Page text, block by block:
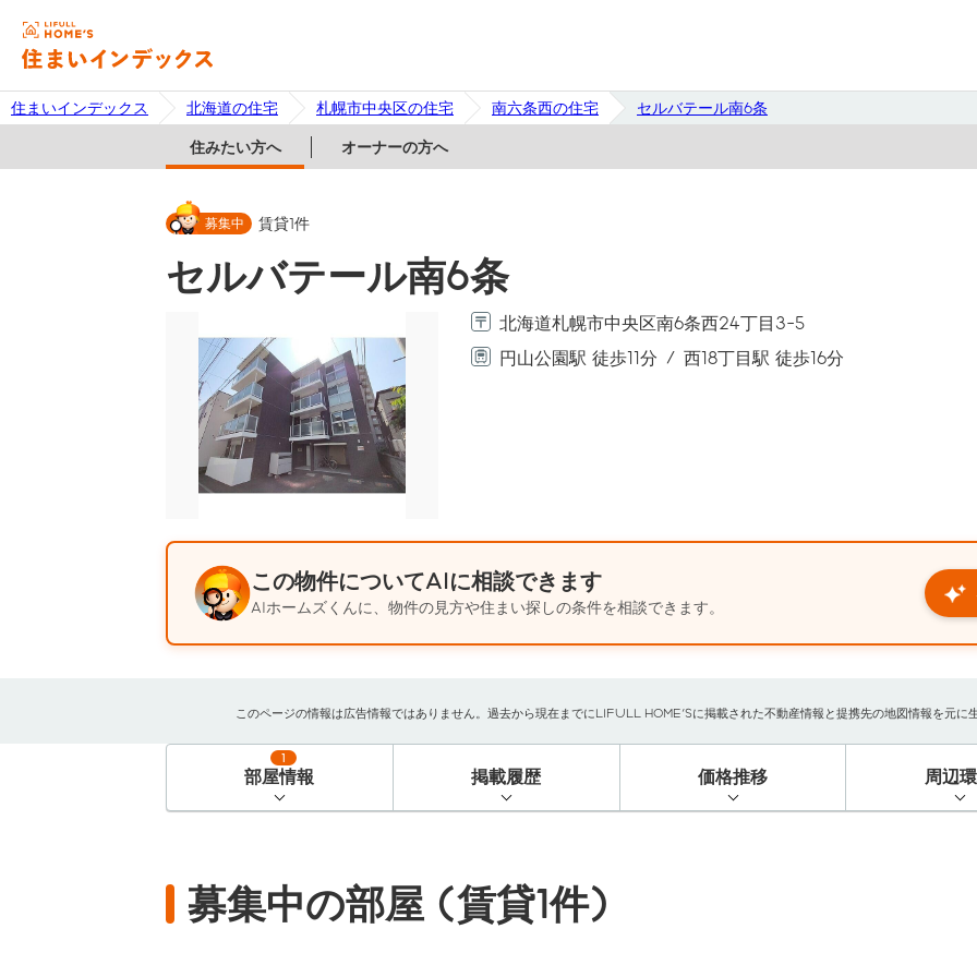
住まいインデックス 北海道の住宅 札幌市中央区の住宅 南六条西の住宅 セルバテール南6条
住みたい方へ オーナーの方へ
募集中 賃貸1件
セルバテール南6条
北海道札幌市中央区南6条西24丁目3-5
円山公園駅 徒歩11分
西18丁目駅 徒歩16分
この物件についてAIに相談できます
AIホームズくんに、物件の見方や住まい探しの条件を相談できます。
このページの情報は広告情報ではありません。過去から現在までにLIFULL HOME'Sに掲載された不動産情報と提携先の地図情報を元
部屋情報
1
掲載履歴 価格推移 周辺
募集中の部屋 (賃貸1件)